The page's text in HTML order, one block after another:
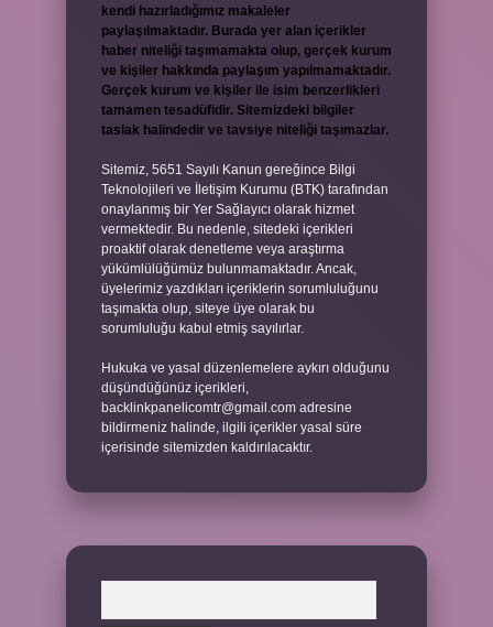
kendi hazırladığımız makaleler
paylaşılmaktadır. Burada yer alan içerikler
haber niteliği taşımamakta olup, gerçek kurum
ve kişiler hakkında paylaşım yapılmamaktadır.
Gerçek kurum ve kişiler ile isim benzerlikleri
tamamen tesadüfidir. Sitemizdeki bilgiler
taslak halindedir ve tavsiye niteliği taşımazlar.
Sitemiz, 5651 Sayılı Kanun gereğince Bilgi
Teknolojileri ve İletişim Kurumu (BTK) tarafından
onaylanmış bir Yer Sağlayıcı olarak hizmet
vermektedir. Bu nedenle, sitedeki içerikleri
proaktif olarak denetleme veya araştırma
yükümlülüğümüz bulunmamaktadır. Ancak,
üyelerimiz yazdıkları içeriklerin sorumluluğunu
taşımakta olup, siteye üye olarak bu
sorumluluğu kabul etmiş sayılırlar.
Hukuka ve yasal düzenlemelere aykırı olduğunu
düşündüğünüz içerikleri,
backlinkpanelicomtr@gmail.com adresine
bildirmeniz halinde, ilgili içerikler yasal süre
içerisinde sitemizden kaldırılacaktır.